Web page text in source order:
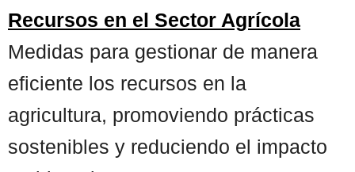
Recursos en el Sector Agrícola
Medidas para gestionar de manera
eficiente los recursos en la
agricultura, promoviendo prácticas
sostenibles y reduciendo el impacto